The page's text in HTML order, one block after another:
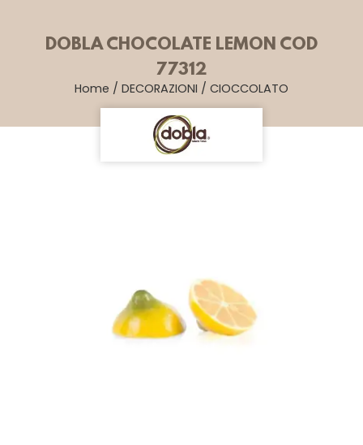
DOBLA CHOCOLATE LEMON COD
77312
Home / DECORAZIONI / CIOCCOLATO